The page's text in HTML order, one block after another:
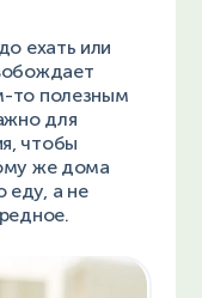
ехать или
то полезным
для
чтобы
же дома
еду, а не